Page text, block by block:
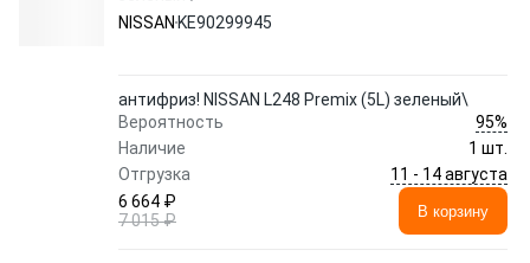
NISSAN KE90299945
антифриз! NISSAN L248 Premix (5L) зеленый\
Вероятность
95%
Наличие
1 шт.
Отгрузка
11 - 14 августа
6 664 ₽
7 015 ₽
В корзину